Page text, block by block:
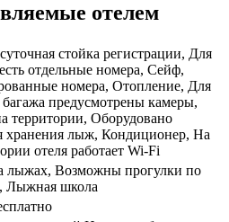
отелем
стойка регистрации, Для
отдельные номера, Сейф,
номера, Отопление, Для
предусмотрены камеры,
территории, Оборудовано
хранения лыж, Кондиционер, На
отеля работает Wi-Fi
лыжах, Возможны прогулки по
Лыжная школа